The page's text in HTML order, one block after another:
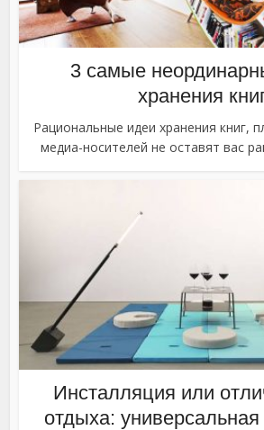
3 самые
хранения
Рациональные идеи хранения книг,
медиа-носителей не оставят вас
Инсталляция или
отдыха: